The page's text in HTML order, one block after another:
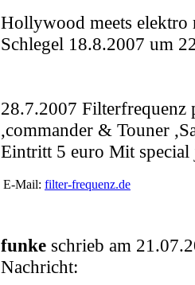
Hollywood meets
Schlegel 18.8.2007 um
28.7.2007 Filterfrequenz
,commander & Touner
Eintritt 5 euro Mit special
E-Mail: filter-frequenz.de
funke schrieb am
Nachricht: